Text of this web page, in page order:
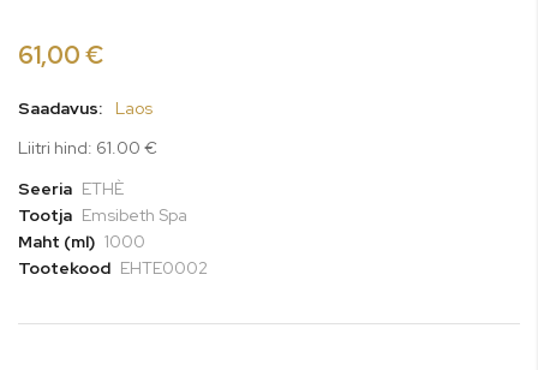
gallery
61,00 €
Saadavus:
Laos
Liitri hind: 61.00 €
Seeria ETHÈ
Tootja Emsibeth Spa
Maht (ml) 1000
Tootekood EHTE0002